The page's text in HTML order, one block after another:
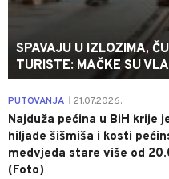
SPAVAJU U IZLOZIMA,
TURISTE: MAČKE SU
PUTOVANJA 21.07.2026.
Najduža pećina u BiH krije
hiljade šišmiša i kosti
medvjeda stare više od
(Foto)